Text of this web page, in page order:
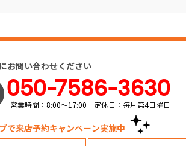
お問い合わせください
050-7586-3630
営業時間：8:00～17:00 定休日：毎月第4日曜日
で来店予約キャンペーン実施中！